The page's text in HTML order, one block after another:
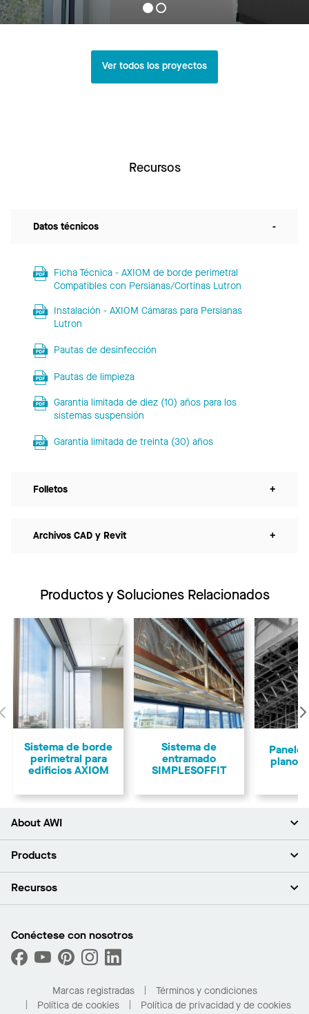
Ver todos los proyectos
Recursos
Datos técnicos -
Ficha Técnica - AXIOM de borde perimetral
Compatibles con Persianas/Cortinas Lutron
Instalación - AXIOM Cámaras para Persianas
Lutron
Pautas de desinfección
Pautas de limpieza
Garantía limitada de diez (10) años para los
sistemas suspensión
Garantía limitada de treinta (30) años
Folletos +
Archivos CAD y Revit +
Productos y Soluciones Relacionados
Anterior
Sistema de borde
perimetral para
edificios AXIOM
Sistema de
entramado
SIMPLESOFFIT
planos
About AWI
Acerca de nosotros
Sala de prensa
Sustentabilidad
¿Cuáles son mis opciones de compra?
Products
Plafones
Capacidades personalizadas
Desempeño
Recursos
Buscar un distribuidor
Solicitar muestras
Compre en línea con Kanopi
Para el hogar
Conéctese con nosotros
Marcas registradas
Términos y condiciones
Política de cookies
Política de privacidad y de cookies